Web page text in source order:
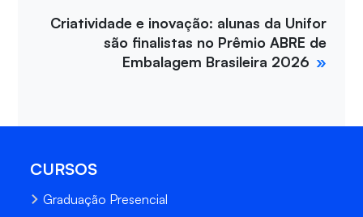
Criatividade e inovação: alunas da Unifor
são finalistas no Prêmio ABRE de
Embalagem Brasileira 2026
CURSOS
Graduação Presencial